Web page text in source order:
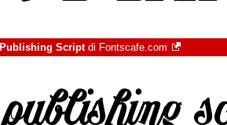
Publishing Scriptdi Fontscafe.com